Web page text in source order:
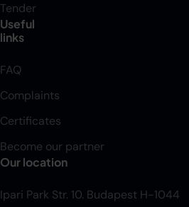
Tender
Useful
links
FAQ
Complaints
Certificates
Become our partner
Our location
Ipari Park Str. 10. Budapest H-1044